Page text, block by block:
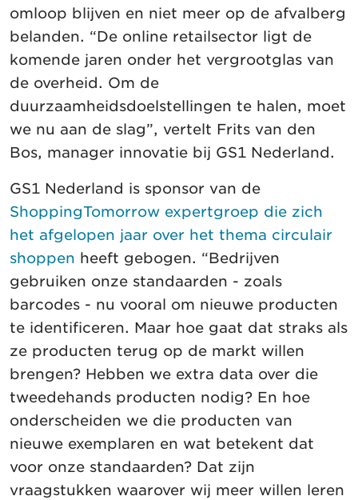
omloop blijven en niet meer op de afvalberg
belanden. “De online retailsector ligt de
komende jaren onder het vergrootglas van
de overheid. Om de
duurzaamheidsdoelstellingen te halen, moet
we nu aan de slag”, vertelt Frits van den
Bos, manager innovatie bij GS1 Nederland.
GS1 Nederland is sponsor van de
ShoppingTomorrow expertgroep die zich
het afgelopen jaar over het thema circulair
shoppen heeft gebogen. “Bedrijven
gebruiken onze standaarden - zoals
barcodes - nu vooral om nieuwe producten
te identificeren. Maar hoe gaat dat straks als
ze producten terug op de markt willen
brengen? Hebben we extra data over die
tweedehands producten nodig? En hoe
onderscheiden we die producten van
nieuwe exemplaren en wat betekent dat
voor onze standaarden? Dat zijn
vraagstukken waarover wij meer willen leren